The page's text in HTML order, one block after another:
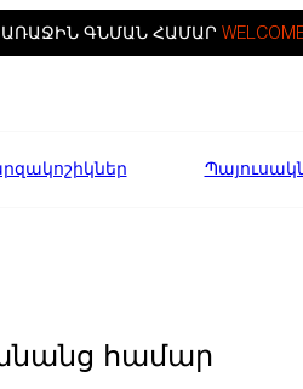
ԳՆՄԱՆ ՀԱՄԱՐ
համար